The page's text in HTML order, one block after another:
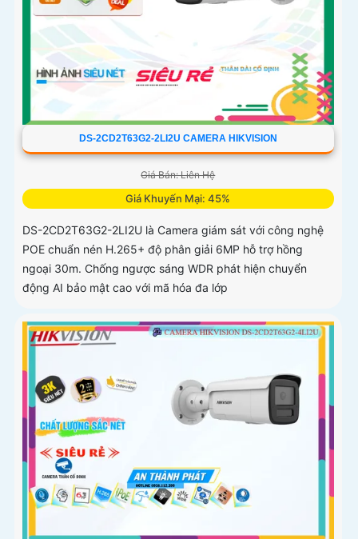
DS-2CD2T63G2-2LI2U CAMERA HIKVISION
Giá Bán: Liên Hệ
Giá Khuyến Mại: 45%
DS-2CD2T63G2-2LI2U là Camera giám sát với công nghệ
POE chuẩn nén H.265+ độ phân giải 6MP hỗ trợ hồng
ngoại 30m. Chống ngược sáng WDR phát hiện chuyển
động AI bảo mật cao với mã hóa đa lớp